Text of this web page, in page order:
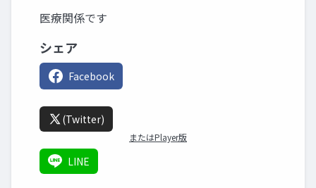
医療関係です
シェア
Facebook
(Twitter)
またはPlayer版
LINE